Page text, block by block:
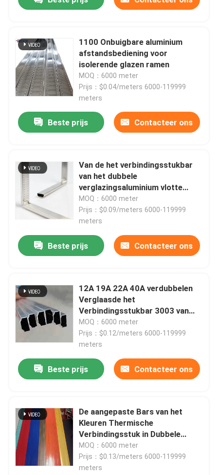
Vensters Georgische Bar
Afdichtmiddel voor geïsoleerd glas
Butyl afdichtband
Moleculair zeefdeshydratiemiddel
Kunststof hoekverbinder
Aluminium buigmachine
andere glazen accessoires
Uitbreiding nagel
Architecturaal Gebrandschilderd glas
1100 Onbuigbare aluminium
afstandsbediening voor
isolerende glazen ramen
MOQ：6000 meter
Prijs：$0.04/meters 6000-119999
meters
Beste prijs Contacteer ons
Van de het verbindingsstukbar
van het dubbele
verglazingsaluminium vlotte
bendable het lassenlijn 100%
MOQ：6000 meter
Prijs：$0.09/meters 6000-119999
meters
Beste prijs Contacteer ons
12A 19A 22A 40A verdubbelen
Verglaasde het
Verbindingsstukbar 3003 van
het Deurenvenster
Aluminiumlegering
MOQ：6000 meter
Prijs：$0.12/meters 6000-119999
meters
Beste prijs Contacteer ons
De aangepaste Bars van het
Kleuren Thermische
Verbindingsstuk in Dubbele
Verglazing Geen Misvorming
MOQ：6000 meter
Prijs：$0.13/meters 6000-119999
meters